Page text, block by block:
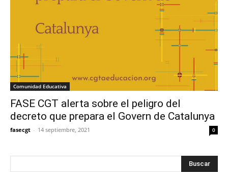
Comunidad Educativa
FASE CGT alerta sobre el peligro del
decreto que prepara el Govern de Catalunya
fasecgt - 14 septiembre, 2021 0